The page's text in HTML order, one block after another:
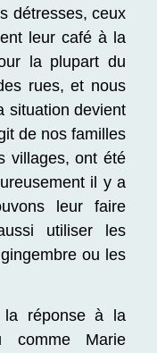
détresses, ceux
leur café à la
la plupart du
rues, et nous
situation devient
de nos familles
villages, ont été
il y a
leur faire
utiliser les
ou les
la réponse à la
Marie